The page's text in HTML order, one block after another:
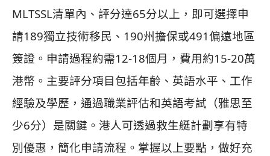
MLTSSL清單內、評分達65分以上，即可選擇申
請189獨立技術移民、190州擔保或491偏遠地區
簽證。申請過程約需12-18個月，費用約15-20萬
港幣。主要評分項目包括年齡、英語水平、工作
經驗及學歷，通過職業評估和英語考試（雅思至
少6分）是關鍵。港人可透過救生艇計劃享有特
別優惠，簡化申請流程。掌握以上要點，做好充